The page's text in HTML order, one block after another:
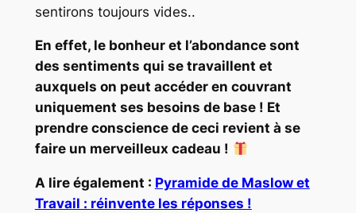
sentirons toujours vides..
En effet, le bonheur et l’abondance sont
des sentiments qui se travaillent et
auxquels on peut accéder en couvrant
uniquement ses besoins de base ! Et
prendre conscience de ceci revient à se
faire un merveilleux cadeau !
A lire également : Pyramide de Maslow et
Travail : réinvente les réponses !